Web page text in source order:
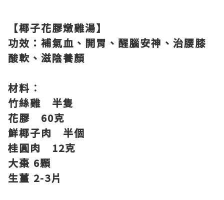
【椰子花膠燉雞湯】
功效：補氣血、開胃、醒腦安神、治腰膝
酸軟、滋陰養顏
材料︰
竹絲雞 半隻
花膠 60克
鮮椰子肉 半個
桂圓肉 12克
大棗 6顆
生薑 2-3片